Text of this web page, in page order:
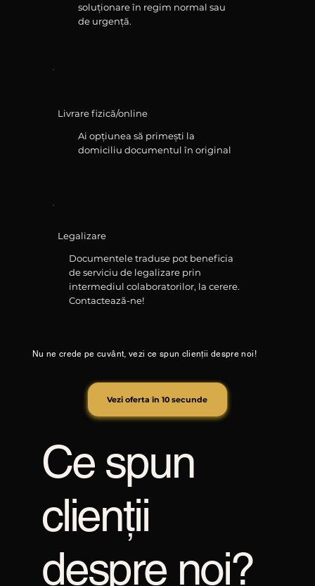
soluționare în regim normal sau
de urgență.
Legalizare
Documentele traduse pot beneficia
de serviciu de legalizare prin
intermediul colaboratorilor, la cerere.
Contactează-ne!
Livrare fizică/online
Ai opțiunea să primești la
domiciliu documentul în original
Nu ne crede pe cuvânt, vezi ce spun clienții despre noi!
Vezi oferta în 10 secunde
Ce spun
clienții
despre noi?